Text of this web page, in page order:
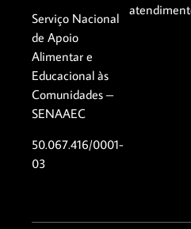
Serviço Nacional
de Apoio
Alimentar e
Educacional às
Comunidades –
SENAAEC
50.067.416/0001-
03